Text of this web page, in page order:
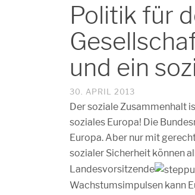
Politik für
und ein
30. APRIL 2013
Der soziale Zusammenhalt
soziales Europa! Die
Europa. Aber nur mit
sozialer Sicherheit können
Landesvorsitzende
Wachstumsimpulsen kann